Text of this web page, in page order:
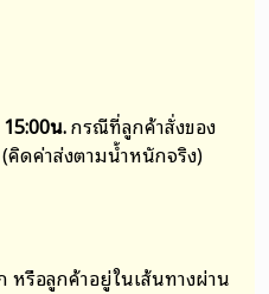
น.กรณีที่ลูกค้าสั่งของ
คิดค่าส่งตามน้ำหนักจริง)
รือลูกค้าอยู่ในเส้นทางผ่าน